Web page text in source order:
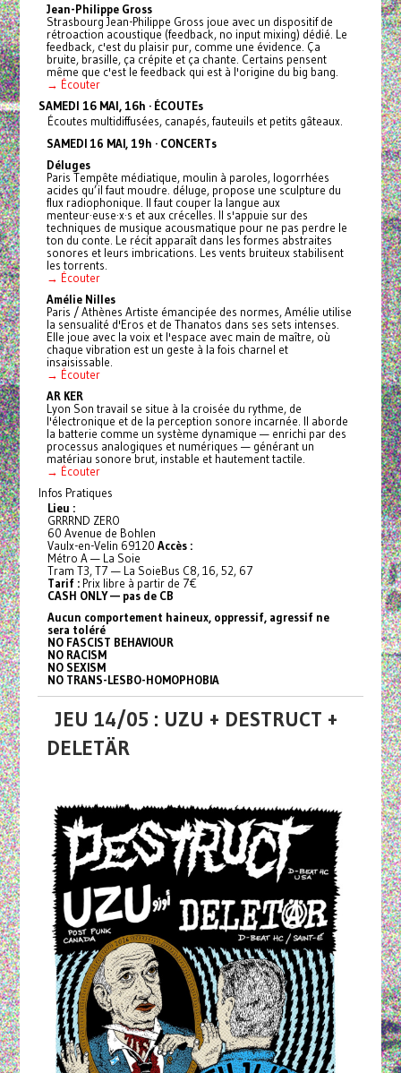
Jean-Philippe Gross
Strasbourg Jean-Philippe Gross joue avec un dispositif de
rétroaction acoustique (feedback, no input mixing) dédié. Le
feedback, c'est du plaisir pur, comme une évidence. Ça
bruite, brasille, ça crépite et ça chante. Certains pensent
même que c'est le feedback qui est à l'origine du big bang.
→ Écouter
SAMEDI 16 MAI, 16h · ÉCOUTEs
Écoutes multidiffusées, canapés, fauteuils et petits gâteaux.
SAMEDI 16 MAI, 19h · CONCERTs
Déluges
Paris Tempête médiatique, moulin à paroles, logorrhées
acides qu’il faut moudre. déluge, propose une sculpture du
flux radiophonique. Il faut couper la langue aux
menteur·euse·x·s et aux crécelles. Il s'appuie sur des
techniques de musique acousmatique pour ne pas perdre le
ton du conte. Le récit apparaît dans les formes abstraites
sonores et leurs imbrications. Les vents bruiteux stabilisent
les torrents.
→ Écouter
Amélie Nilles
Paris / Athènes Artiste émancipée des normes, Amélie utilise
la sensualité d'Eros et de Thanatos dans ses sets intenses.
Elle joue avec la voix et l'espace avec main de maître, où
chaque vibration est un geste à la fois charnel et
insaisissable.
→ Écouter
AR KER
Lyon Son travail se situe à la croisée du rythme, de
l'électronique et de la perception sonore incarnée. Il aborde
la batterie comme un système dynamique — enrichi par des
processus analogiques et numériques — générant un
matériau sonore brut, instable et hautement tactile.
→ Écouter
Infos Pratiques
Lieu :
GRRRND ZERO
60 Avenue de Bohlen
Vaulx-en-Velin 69120 Accès :
Métro A — La Soie
Tram T3, T7 — La SoieBus C8, 16, 52, 67
Tarif :Prix libre à partir de 7€
CASH ONLY — pas de CB
Aucun comportement haineux, oppressif, agressif ne
sera toléré
NO FASCIST BEHAVIOUR
NO RACISM
NO SEXISM
NO TRANS-LESBO-HOMOPHOBIA
JEU 14/05 : UZU + DESTRUCT +
DELETÄR